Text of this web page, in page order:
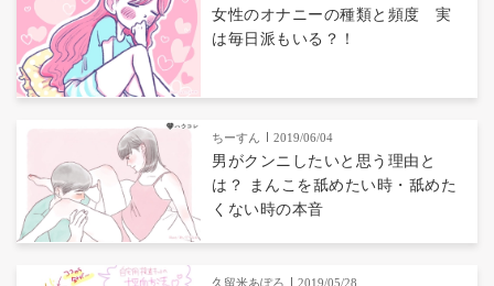
女性のオナニーの種類と頻度 実
は毎日派もいる？！
ちーすん 2019/06/04
男がクンニしたいと思う理由と
は？ まんこを舐めたい時・舐めた
くない時の本音
久留米あぽろ 2019/05/28